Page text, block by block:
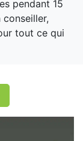
pendant 15
tout ce qui